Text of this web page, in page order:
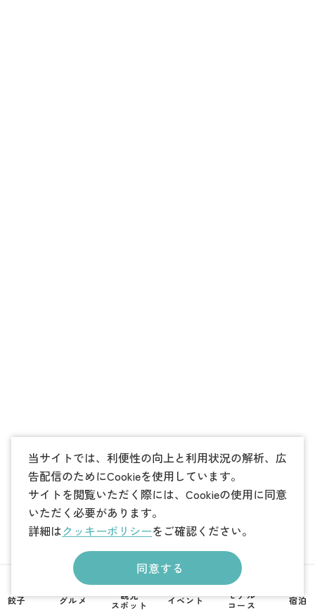
当サイトでは、利便性の向上と利用状況の解析、広
告配信のためにCookieを使用しています。
サイトを閲覧いただく際には、Cookieの使用に同意
いただく必要があります。
詳細はクッキーポリシーをご確認ください。
同意する